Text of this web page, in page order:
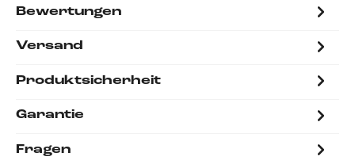
Bewertungen
Versand
Produktsicherheit
Garantie
Fragen